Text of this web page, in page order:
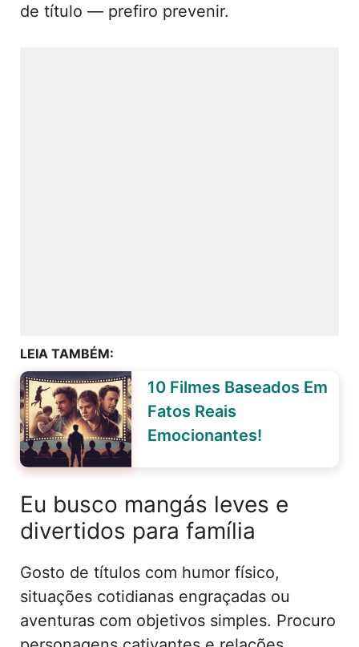
de título — prefiro prevenir.
LEIA TAMBÉM:
10 Filmes Baseados Em
Fatos Reais
Emocionantes!
Eu busco mangás leves e
divertidos para família
Gosto de títulos com humor físico,
situações cotidianas engraçadas ou
aventuras com objetivos simples. Procuro